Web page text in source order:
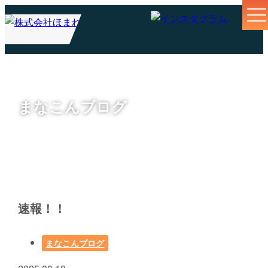
まなこんブログ
速報！！
まなこんブログ